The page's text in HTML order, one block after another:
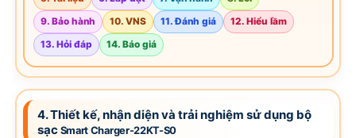
9. Bảo hành 10. VNS 11. Đánh giá 12. Hiểu lầm
13. Hỏi đáp 14. Báo giá
4. Thiết kế, nhận diện và trải nghiệm sử dụng bộ
sạc Smart Charger-22KT-S0